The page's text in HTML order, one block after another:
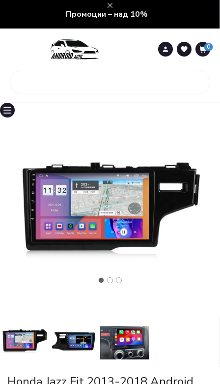
Промоции – над 10%
0
0